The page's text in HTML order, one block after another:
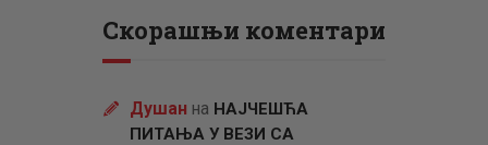
Скорашњи коментари
Душан на НАЈЧЕШЋА
ПИТАЊА У ВЕЗИ СА